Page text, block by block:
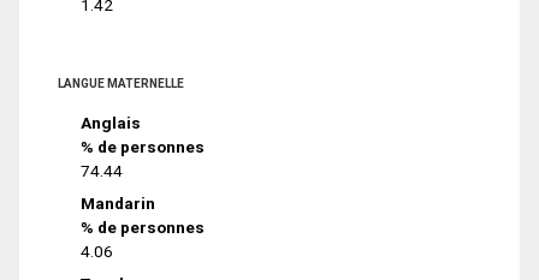
1.42
LANGUE MATERNELLE
Anglais
% de personnes
74.44
Mandarin
% de personnes
4.06